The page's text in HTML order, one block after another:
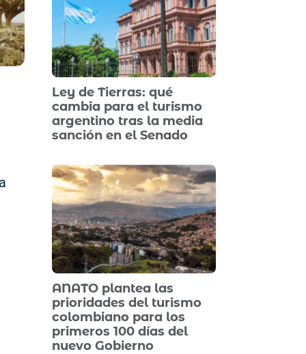
Ley de Tierras: qué
cambia para el turismo
argentino tras la media
sanción en el Senado
ANATO plantea las
prioridades del turismo
colombiano para los
primeros 100 días del
nuevo Gobierno